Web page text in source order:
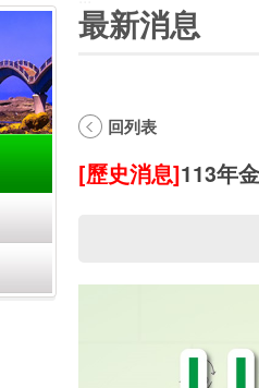
最新消息
回列表
[歷史消息]113年